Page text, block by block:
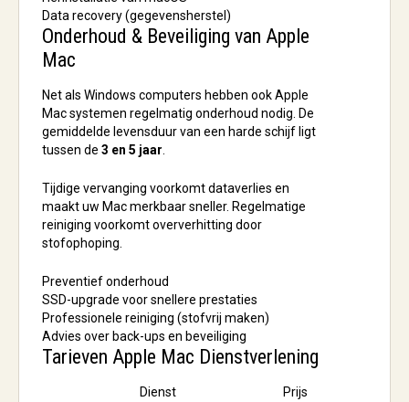
Data recovery (gegevensherstel)
Onderhoud & Beveiliging van Apple
Mac
Net als Windows computers hebben ook Apple
Mac systemen regelmatig onderhoud nodig. De
gemiddelde levensduur van een harde schijf ligt
tussen de 3 en 5 jaar
Tijdige vervanging voorkomt dataverlies en
maakt uw Mac merkbaar sneller. Regelmatige
reiniging voorkomt oververhitting door
stofophoping.
Preventief onderhoud
SSD-upgrade voor snellere prestaties
Professionele reiniging (stofvrij maken)
Advies over back-ups en beveiliging
Tarieven Apple Mac Dienstverlening
Dienst
Prijs